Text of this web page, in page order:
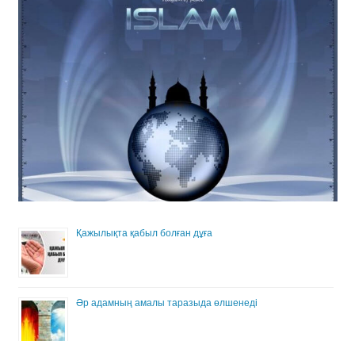
Қажылықта қабыл болған дұға
Әр адамның амалы таразыда өлшенеді